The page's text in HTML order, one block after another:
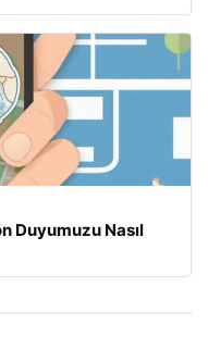
Duyumuzu Nasıl